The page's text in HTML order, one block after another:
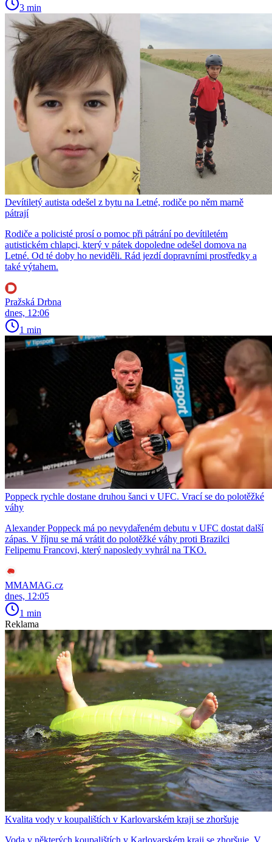
3 min
Devítiletý autista odešel z bytu na Letné, rodiče po něm marně
pátrají
Rodiče a policisté prosí o pomoc při pátrání po devítiletém
autistickém chlapci, který v pátek dopoledne odešel domova na
Letné. Od té doby ho neviděli. Rád jezdí dopravními prostředky a
také výtahem.
Pražská Drbna
dnes, 12:06
1 min
Poppeck rychle dostane druhou šanci v UFC. Vrací se do polotěžké
váhy
Alexander Poppeck má po nevydařeném debutu v UFC dostat další
zápas. V říjnu se má vrátit do polotěžké váhy proti Brazilci
Felipemu Francovi, který naposledy vyhrál na TKO.
MMAMAG.cz
dnes, 12:05
1 min
Reklama
Kvalita vody v koupalištích v Karlovarském kraji se zhoršuje